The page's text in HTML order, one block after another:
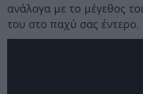
ανάλογα με το μέγεθος
του στο παχύ σας έντερο.